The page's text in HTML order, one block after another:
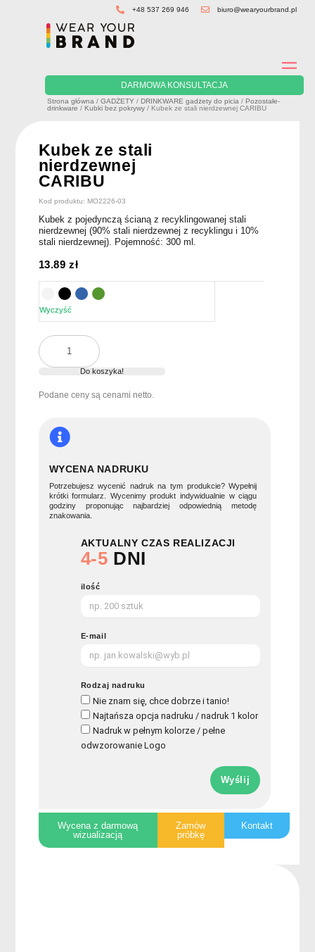
+48 537 269 946 biuro@wearyourbrand.pl
DARMOWA KONSULTACJA
Strona główna /GADŻETY / DRINKWARE gadżety do picia / Pozostałe-
drinkware / Kubki bez pokrywy / Kubek ze stali nierdzewnej CARIBU
Kubek ze stali
nierdzewnej
CARIBU
Kod produktu: MO2226-03
Kubek z pojedynczą ścianą z recyklingowanej stali
nierdzewnej (90% stali nierdzewnej z recyklingu i 10%
stali nierdzewnej). Pojemność: 300 ml.
13.89zł
Wyczyść
ilość
Kubek
nierdzewnej
Do koszyka!
Podane ceny są cenami netto.
WYCENA NADRUKU
Potrzebujesz wycenić nadruk na tym produkcie? Wypełnij
krótki formularz. Wycenimy produkt indywidualnie w ciągu
godziny proponując najbardziej odpowiednią metodę
znakowania.
AKTUALNY CZAS REALIZACJI
4-5 DNI
ilość
E-mail
Rodzaj nadruku
Nie znam się, chce dobrze i tanio!
Najtańsza opcja nadruku / nadruk 1 kolor
Nadruk w pełnym kolorze / pełne
odwzorowanie Logo
Wyślij
Wycena z darmową
wizualizacją
Zamów
próbkę
Kontakt